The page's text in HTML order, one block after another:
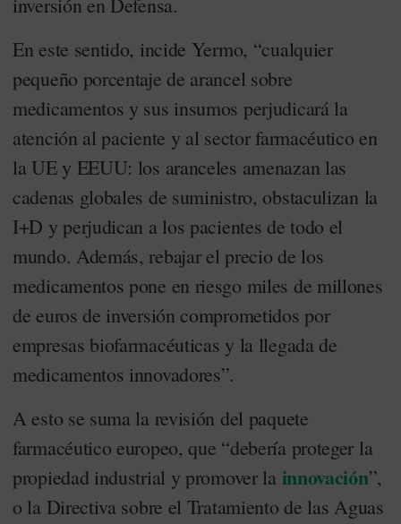
En este sentido, incide Yermo, “cualquier
pequeño porcentaje de arancel sobre
medicamentos y sus insumos perjudicará la
atención al paciente y al sector farmacéutico en
la UE y EEUU: los aranceles amenazan las
cadenas globales de suministro, obstaculizan la
I+D y perjudican a los pacientes de todo el
mundo. Además, rebajar el precio de los
medicamentos pone en riesgo miles de millones
de euros de inversión comprometidos por
empresas biofarmacéuticas y la llegada de
medicamentos innovadores”.
A esto se suma la revisión del paquete
farmacéutico europeo, que “debería proteger la
propiedad industrial y promover la innovación”,
o la Directiva sobre el Tratamiento de las Aguas